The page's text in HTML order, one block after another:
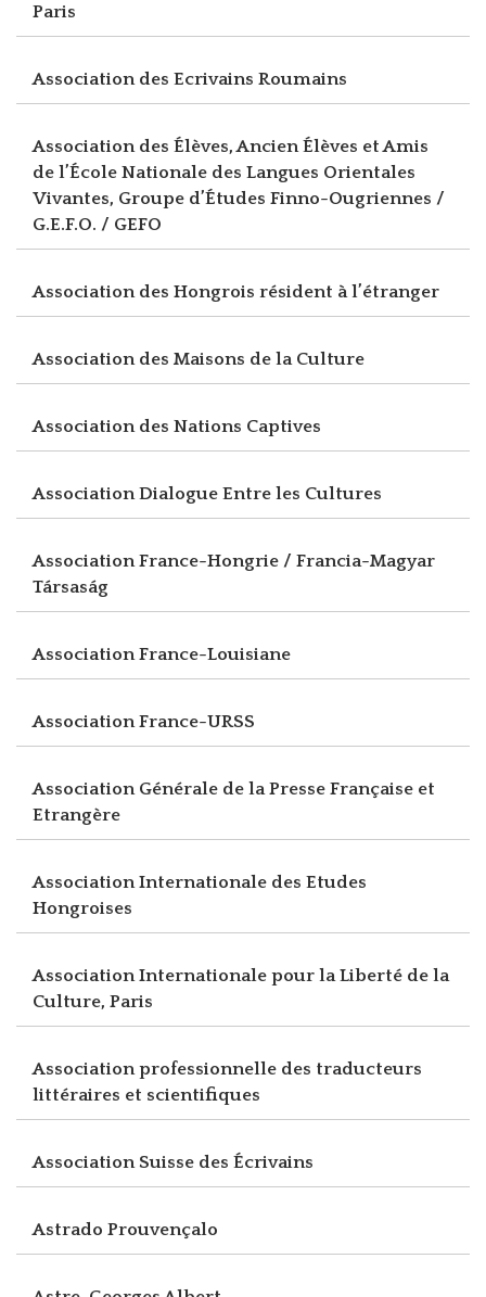
Paris
Association des Ecrivains Roumains
Association des Élèves, Ancien Élèves et Amis
de l’École Nationale des Langues Orientales
Vivantes, Groupe d’Études Finno-Ougriennes /
G.E.F.O. / GEFO
Association des Hongrois résident à l’étranger
Association des Maisons de la Culture
Association des Nations Captives
Association Dialogue Entre les Cultures
Association France-Hongrie / Francia-Magyar
Társaság
Association France-Louisiane
Association France-URSS
Association Générale de la Presse Française et
Etrangère
Association Internationale des Etudes
Hongroises
Association Internationale pour la Liberté de la
Culture, Paris
Association professionnelle des traducteurs
littéraires et scientifiques
Association Suisse des Écrivains
Astrado Prouvençalo